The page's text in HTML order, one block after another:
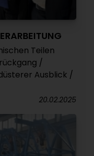
Teilen
/
Ausblick /
20.02.2025